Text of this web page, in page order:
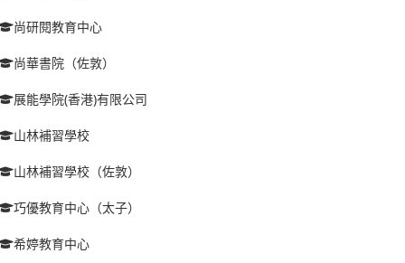
尚研閱教育中心
尚華書院（佐敦）
展能學院(香港)有限公司
山林補習學校
山林補習學校（佐敦）
巧優教育中心（太子）
希婷教育中心